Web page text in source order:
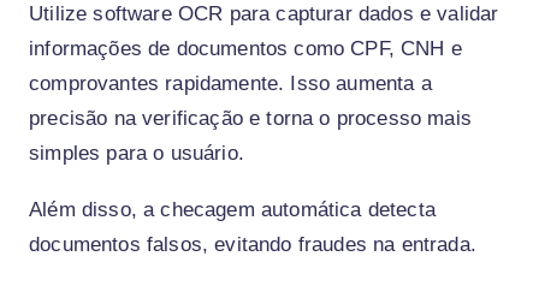
Utilize software OCR para capturar dados e validar
informações de documentos como CPF, CNH e
comprovantes rapidamente. Isso aumenta a
precisão na verificação e torna o processo mais
simples para o usuário.
Além disso, a checagem automática detecta
documentos falsos, evitando fraudes na entrada.